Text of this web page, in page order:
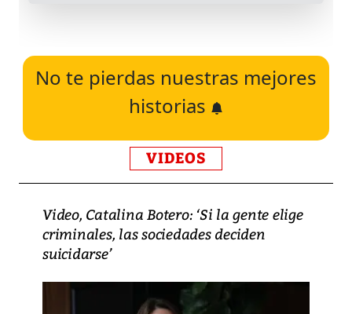
No te pierdas nuestras mejores
historias
VIDEOS
Video, Catalina Botero: ‘Si la gente elige
criminales, las sociedades deciden
suicidarse’